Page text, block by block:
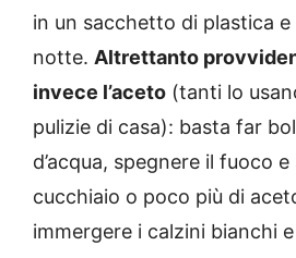
in un sacchetto di plastica
notte. Altrettanto
invece l’aceto (tanti lo
pulizie di casa): basta far
d’acqua, spegnere il fuoco
cucchiaio o poco più di
immergere i calzini bianchi